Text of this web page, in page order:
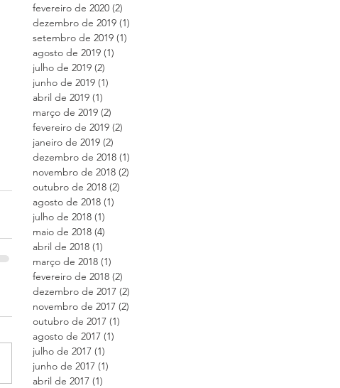
fevereiro de 2020 (2)
dezembro de 2019 (1)
setembro de 2019 (1)
agosto de 2019 (1)
julho de 2019 (2)
junho de 2019 (1)
abril de 2019 (1)
março de 2019 (2)
fevereiro de 2019 (2)
janeiro de 2019 (2)
dezembro de 2018 (1)
novembro de 2018 (2)
outubro de 2018 (2)
agosto de 2018 (1)
julho de 2018 (1)
maio de 2018 (4)
abril de 2018 (1)
março de 2018 (1)
fevereiro de 2018 (2)
dezembro de 2017 (2)
novembro de 2017 (2)
outubro de 2017 (1)
agosto de 2017 (1)
julho de 2017 (1)
junho de 2017 (1)
abril de 2017 (1)